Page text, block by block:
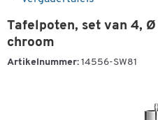
Tafelpoten, set van 4,
chroom
Artikelnummer: 14556-SW81